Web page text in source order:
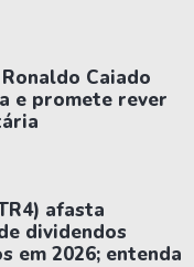
Caiado
e promete rever
afasta
dividendos
em 2026; entenda